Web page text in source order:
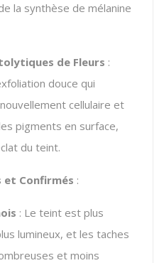
la synthèse de mélanine
de Fleurs :
douce qui
cellulaire et
pigments en surface,
du teint.
et Confirmés :
: Le teint est plus
lumineux, et les taches
et moins